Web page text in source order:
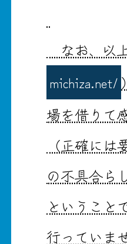
なお、以
michiza.net/
場を借りて
（正確に
の不具合ら
ということ
行っていま